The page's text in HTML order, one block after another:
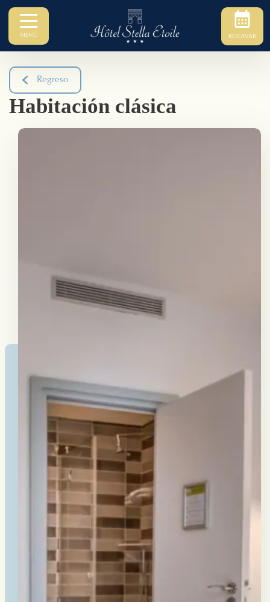
RESERVAR
MENÚ
Regreso
Habitación clásica